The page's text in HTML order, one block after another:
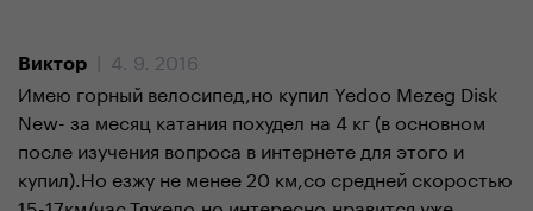
Виктор
| 4. 9. 2016
Имею горный велосипед,но купил Yedoo Mezeg Disk
New- за месяц катания похудел на 4 кг (в основном
после изучения вопроса в интернете для этого и
купил).Но езжу не менее 20 км,со средней скоростью